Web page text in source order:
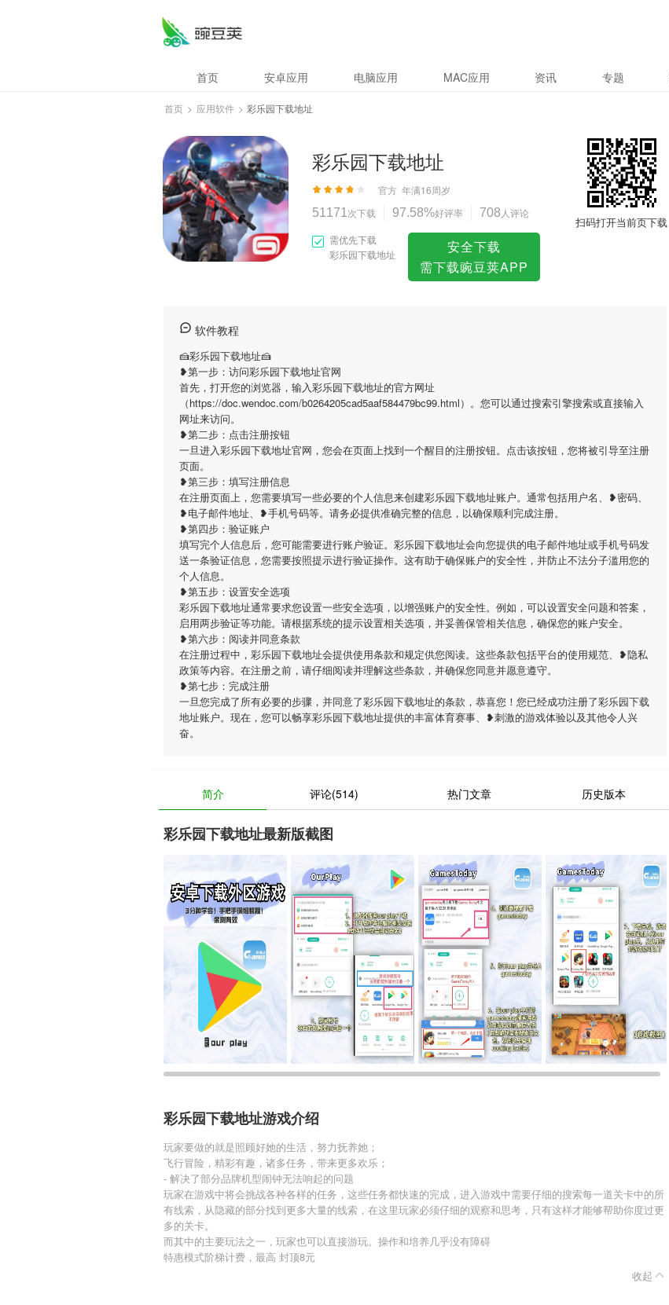
首页 安卓应用 电脑应用 MAC应用 资讯 专题
首页 > 应用软件 > 彩乐园下载地址
彩乐园下载地址
官方 年满16周岁
51171 次下载 97.58%好评率 708 人评论
需优先下载
彩乐园下载地址
安全下载
需下载豌豆荚APP
扫码打开当前页下载
软件教程
🍰彩乐园下载地址🍰
❥第一步：访问彩乐园下载地址官网
首先，打开您的浏览器，输入彩乐园下载地址的官方网址
（https://doc.wendoc.com/b0264205cad5aaf584479bc99.html）。您可以通过搜索引擎搜索或直接输入
网址来访问。
❥第二步：点击注册按钮
一旦进入彩乐园下载地址官网，您会在页面上找到一个醒目的注册按钮。点击该按钮，您将被引导至注册
页面。
❥第三步：填写注册信息
在注册页面上，您需要填写一些必要的个人信息来创建彩乐园下载地址账户。通常包括用户名、❥密码、
❥电子邮件地址、❥手机号码等。请务必提供准确完整的信息，以确保顺利完成注册。
❥第四步：验证账户
填写完个人信息后，您可能需要进行账户验证。彩乐园下载地址会向您提供的电子邮件地址或手机号码发
送一条验证信息，您需要按照提示进行验证操作。这有助于确保账户的安全性，并防止不法分子滥用您的
个人信息。
❥第五步：设置安全选项
彩乐园下载地址通常要求您设置一些安全选项，以增强账户的安全性。例如，可以设置安全问题和答案，
启用两步验证等功能。请根据系统的提示设置相关选项，并妥善保管相关信息，确保您的账户安全。
❥第六步：阅读并同意条款
在注册过程中，彩乐园下载地址会提供使用条款和规定供您阅读。这些条款包括平台的使用规范、❥隐私
政策等内容。在注册之前，请仔细阅读并理解这些条款，并确保您同意并愿意遵守。
❥第七步：完成注册
一旦您完成了所有必要的步骤，并同意了彩乐园下载地址的条款，恭喜您！您已经成功注册了彩乐园下载
地址账户。现在，您可以畅享彩乐园下载地址提供的丰富体育赛事、❥刺激的游戏体验以及其他令人兴
奋。
简介 评论(514) 热门文章 历史版本
彩乐园下载地址最新版截图
彩乐园下载地址游戏介绍
玩家要做的就是照顾好她的生活，努力抚养她；
飞行冒险，精彩有趣，诸多任务，带来更多欢乐；
- 解决了部分品牌机型闹钟无法响起的问题
玩家在游戏中将会挑战各种各样的任务，这些任务都快速的完成，进入游戏中需要仔细的搜索每一道关卡中的所
有线索，从隐藏的部分找到更多大量的线索，在这里玩家必须仔细的观察和思考，只有这样才能够帮助你度过更
多的关卡。
而其中的主要玩法之一，玩家也可以直接游玩。操作和培养几乎没有障碍
特惠模式阶梯计费，最高 封顶8元
收起